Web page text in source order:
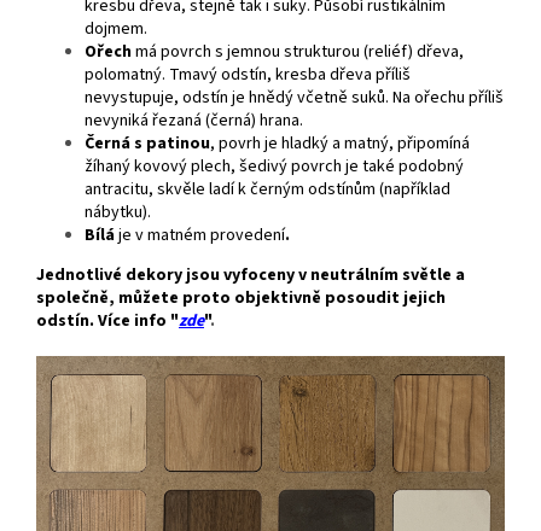
kresbu dřeva, stejně tak i suky. Působí rustikálním
dojmem.
Ořechmá povrch s jemnou strukturou (reliéf) dřeva,
polomatný. Tmavý odstín, kresba dřeva příliš
nevystupuje, odstín je hnědý včetně suků. Na ořechu příliš
nevyniká řezaná (černá) hrana.
Černá s patinou, povrh je hladký a matný, připomíná
žíhaný kovový plech, šedivý povrch je také podobný
antracitu, skvěle ladí k černým odstínům (například
nábytku).
Bíláje v matném provedení.
Jednotlivé dekory jsou vyfoceny v neutrálním světle a
společně, můžete proto objektivně posoudit jejich
odstín. Více info "zde".